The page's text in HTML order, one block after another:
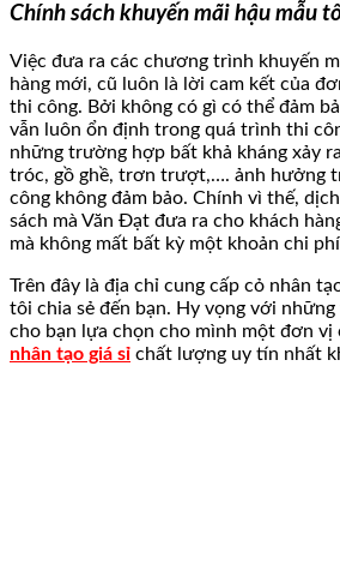
Chính sách khuyến mãi hậu mẫu
Việc đưa ra các chương trình khuyến
hàng mới, cũ luôn là lời cam kết của
thi công. Bởi không có gì có thể đảm
vẫn luôn ổn định trong quá trình thi
những trường hợp bất khả kháng xảy
tróc, gồ ghề, trơn trượt,…. ảnh hưởng
công không đảm bảo. Chính vì thế,
sách mà Văn Đạt đưa ra cho khách
mà không mất bất kỳ một khoản chi
Trên đây là địa chỉ cung cấp cỏ nhân
tôi chia sẻ đến bạn. Hy vọng với
cho bạn lựa chọn cho mình một đơn vị
nhân tạo giá sỉ chất lượng uy tín nhất